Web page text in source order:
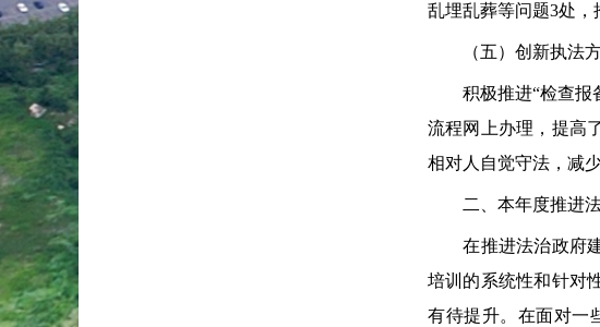
乱埋乱葬等问题3处，
（五）创新执法方
积极推进“检查报备
流程网上办理，提高
相对人自觉守法，减
二、本年度推进法
在推进法治政府建
培训的系统性和针对
有待提升。在面对一